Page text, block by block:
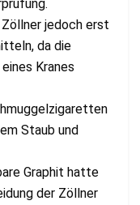
jedoch erst
da die
Kranes
Staub und
Graphit hatte
der Zöllner